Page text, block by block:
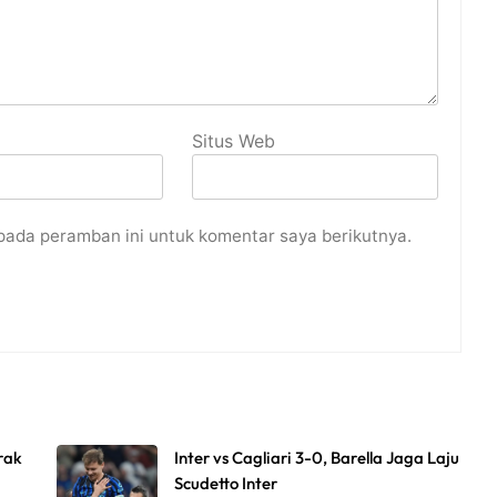
Situs Web
peramban ini untuk komentar saya berikutnya.
Inter vs Cagliari 3-0, Barella Jaga Laju
Scudetto Inter